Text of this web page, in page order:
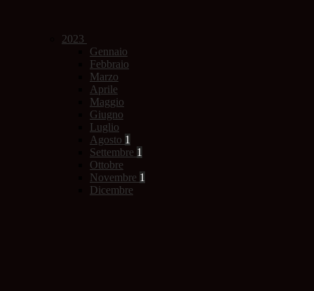
2023
Gennaio
Febbraio
Marzo
Aprile
Maggio
Giugno
Luglio
Agosto 1
Settembre 1
Ottobre
Novembre 1
Dicembre